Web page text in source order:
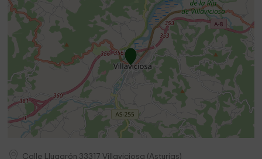
Calle Llugarón 33317 Villaviciosa (Asturias)